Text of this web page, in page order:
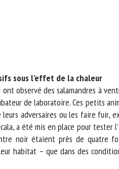
sous l’effet de la chaleur
observé des salamandres à
de laboratoire. Ces petits
adversaires ou les faire fuir,
a été mis en place pour tester
noir étaient près de quatre
habitat – que dans des